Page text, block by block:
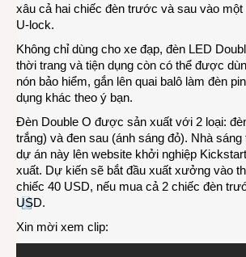
xâu cả hai chiếc đèn trước và sau vào một
U-lock.
Không chỉ dùng cho xe đạp, đèn LED
thời trang và tiện dụng còn có thể được
nón bảo hiểm, gắn lên quai balô làm đèn
dụng khác theo ý bạn.
Đèn Double O được sản xuất với 2 loại:
trắng) và đen sau (ánh sáng đỏ). Nhà
dự án này lên website khởi nghiệp
xuất. Dự kiến sẽ bắt đầu xuất xưởng vào
chiếc 40 USD, nếu mua cả 2 chiếc đèn
USD.
Xin mời xem clip: